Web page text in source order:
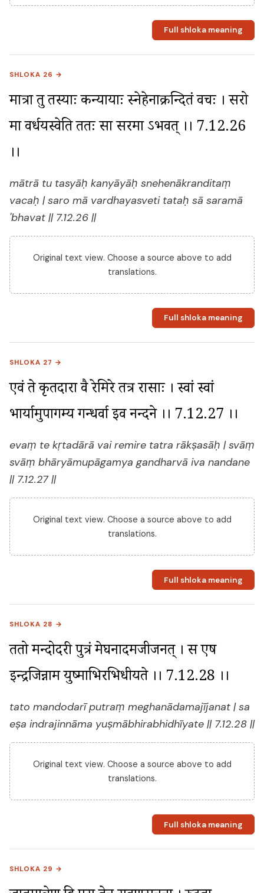
Full shloka meaning
SHLOKA 26 →
मात्रा तु तस्याः कन्यायाः स्नेहेनाक्रन्दितं वचः । सरो
मा वर्धयस्वेति ततः सा सरमा ऽभवत् ।। 7.12.26
।।
mātrā tu tasyāḥ kanyāyāḥ snehenākranditaṃ
vacaḥ | saro mā vardhayasveti tataḥ sā saramā
'bhavat || 7.12.26 ||
Original text view. Choose a source above to add
translations.
Full shloka meaning
SHLOKA 27 →
एवं ते कृतदारा वै रेमिरे तत्र राक्षसाः । स्वां स्वां
भार्यामुपागम्य गन्धर्वा इव नन्दने ।। 7.12.27 ।।
evaṃ te kṛtadārā vai remire tatra rākṣasāḥ | svāṃ
svāṃ bhāryāmupāgamya gandharvā iva nandane
|| 7.12.27 ||
Original text view. Choose a source above to add
translations.
Full shloka meaning
SHLOKA 28 →
ततो मन्दोदरी पुत्रं मेघनादमजीजनत् । स एष
इन्द्रजिन्नाम युष्माभिरभिधीयते ।। 7.12.28 ।।
tato mandodarī putraṃ meghanādamajījanat | sa
eṣa indrajinnāma yuṣmābhirabhidhīyate || 7.12.28 ||
Original text view. Choose a source above to add
translations.
Full shloka meaning
SHLOKA 29 →